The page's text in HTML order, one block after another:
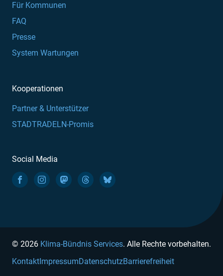
Für Kommunen
FAQ
Presse
System Wartungen
Kooperationen
Partner & Unterstützer
STADTRADELN-Promis
Social Media
© 2026 Klima-Bündnis Services. Alle Rechte vorbehalten.
KontaktImpressumDatenschutzBarrierefreiheit